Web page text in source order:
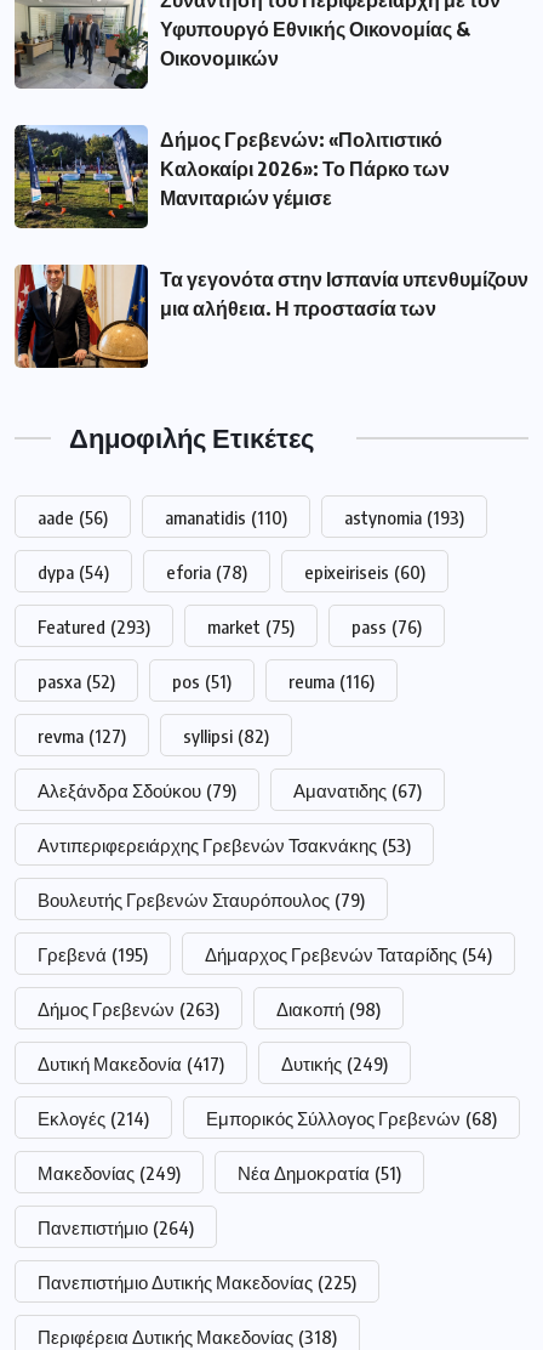
Υφυπουργό Εθνικής Οικονομίας &
Οικονομικών
Δήμος Γρεβενών: «Πολιτιστικό
Καλοκαίρι 2026»: Το Πάρκο των
Μανιταριών γέμισε
Τα γεγονότα στην Ισπανία υπενθυμίζουν
μια αλήθεια. Η προστασία των
Δημοφιλής Ετικέτες
aade (56) amanatidis (110) astynomia (193)
dypa (54) eforia (78) epixeiriseis (60)
Featured (293) market (75) pass (76)
pasxa (52) pos (51) reuma (116)
revma (127) syllipsi (82)
Αλεξάνδρα Σδούκου (79) Αμανατιδης (67)
Αντιπεριφερειάρχης Γρεβενών Τσακνάκης (53)
Βουλευτής Γρεβενών Σταυρόπουλος (79)
Γρεβενά (195) Δήμαρχος Γρεβενών Ταταρίδης (54)
Δήμος Γρεβενών (263) Διακοπή (98)
Δυτική Μακεδονία (417) Δυτικής (249)
Εκλογές (214) Εμπορικός Σύλλογος Γρεβενών (68)
Μακεδονίας (249) Νέα Δημοκρατία (51)
Πανεπιστήμιο (264)
Πανεπιστήμιο Δυτικής Μακεδονίας (225)
Περιφέρεια Δυτικής Μακεδονίας (318)